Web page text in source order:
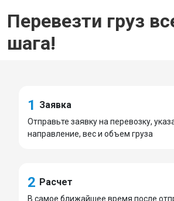
Перевезти груз
шага!
1 Заявка
Отправьте заявку на перевозку,
направление, вес и объем груза
2 Расчет
В самое ближайшее время после